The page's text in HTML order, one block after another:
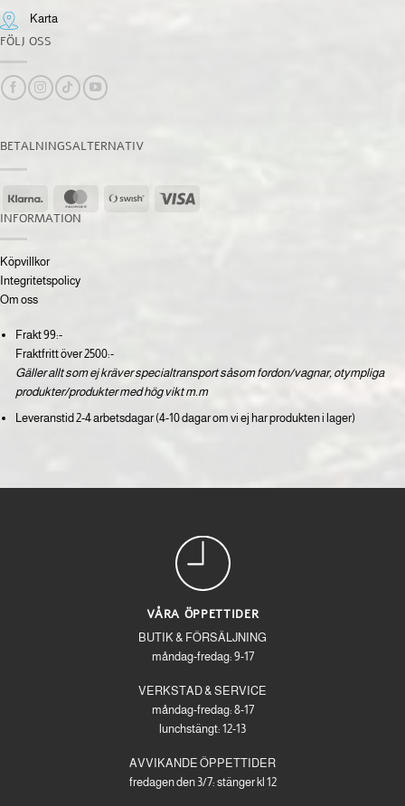
Karta
FÖLJ OSS
BETALNINGSALTERNATIV
Klarna MasterCardSwish
INFORMATION
Köpvillkor
Integritetspolicy
Om oss
Frakt 99:-
Fraktfritt över 2500:-
Gäller allt som ej kräver specialtransport såsom fordon/vagnar, otympliga
produkter/produkter med hög vikt m.m
Leveranstid 2-4 arbetsdagar (4-10 dagar om vi ej har produkten i lager)
VÅRA ÖPPETTIDER
BUTIK & FÖRSÄLJNING
måndag-fredag: 9-17
VERKSTAD & SERVICE
måndag-fredag: 8-17
lunchstängt: 12-13
AVVIKANDE ÖPPETTIDER
fredagen den 3/7: stänger kl 12